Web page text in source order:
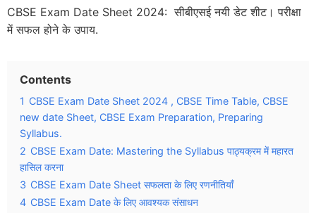
CBSE Exam Date Sheet 2024: सीबीएसई नयी डेट शीट। परीक्षा
में सफल होने के उपाय.
Contents
1 CBSE Exam Date Sheet 2024 , CBSE Time Table, CBSE
new date Sheet, CBSE Exam Preparation, Preparing
Syllabus.
2 CBSE Exam Date: Mastering the Syllabus पाठ्यक्रम में महारत
हासिल करना
3 CBSE Exam Date Sheet सफलता के लिए रणनीतियाँ
4 CBSE Exam Date के लिए आवश्यक संसाधन